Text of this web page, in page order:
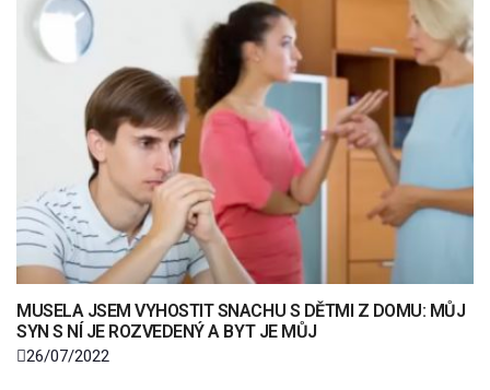
MUSELA JSEM VYHOSTIT SNACHU S DĚTMI Z DOMU: MŮJ
SYN S NÍ JE ROZVEDENÝ A BYT JE MŮJ
26/07/2022